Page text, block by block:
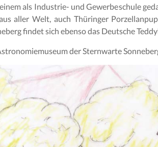
als Industrie- und Gewerbeschule
aller Welt, auch Thüringer
findet sich ebenso das Deutsche
der Sternwarte